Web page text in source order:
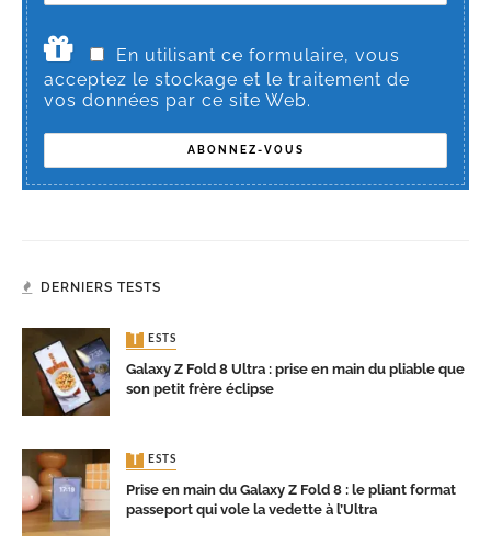
En utilisant ce formulaire, vous
acceptez le stockage et le traitement de
vos données par ce site Web.
DERNIERS TESTS
TESTS
Galaxy Z Fold 8 Ultra : prise en main du pliable que
son petit frère éclipse
TESTS
Prise en main du Galaxy Z Fold 8 : le pliant format
passeport qui vole la vedette à l’Ultra